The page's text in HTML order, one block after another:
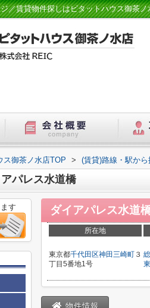
／賃貸物件探しはピタットハウス御茶
ス御茶ノ水店TOP > (賃貸)路線・駅から
パレス水道橋
ダイアパレス水道
所在地
東京都千代田区神田三崎町 ３
丁目5番地1号
物件情報
す